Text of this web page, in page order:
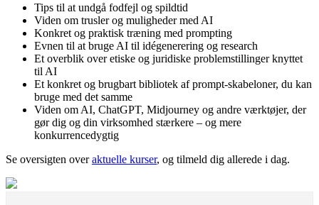
Tips til at undgå fodfejl og spildtid
Viden om trusler og muligheder med AI
Konkret og praktisk træning med prompting
Evnen til at bruge AI til idégenerering og research
Et overblik over etiske og juridiske problemstillinger knyttet
til AI
Et konkret og brugbart bibliotek af prompt-skabeloner, du kan
bruge med det samme
Viden om AI, ChatGPT, Midjourney og andre værktøjer, der
gør dig og din virksomhed stærkere – og mere
konkurrencedygtig
Se oversigten overaktuelle kurser, og tilmeld dig allerede i dag.